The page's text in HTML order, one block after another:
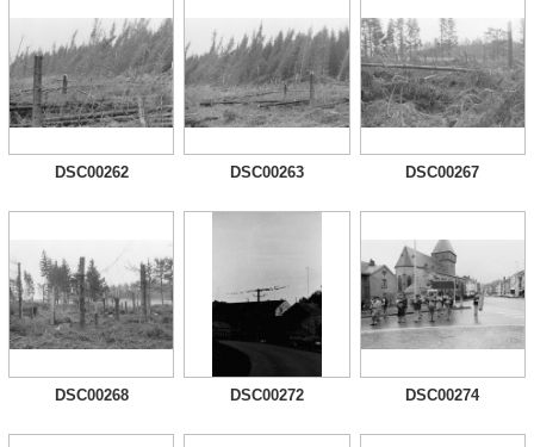
DSC00262 DSC00263 DSC00267
DSC00268 DSC00272 DSC00274